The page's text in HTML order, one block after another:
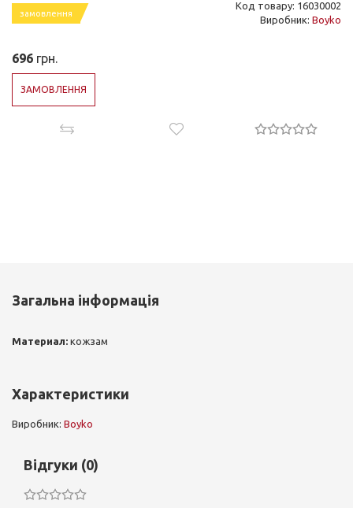
замовлення
Код товару: 16030002
Виробник: Boyko
696 грн.
ЗАМОВЛЕННЯ
Загальна інформація
Материал: кожзам
Характеристики
Виробник: Boyko
Відгуки (0)